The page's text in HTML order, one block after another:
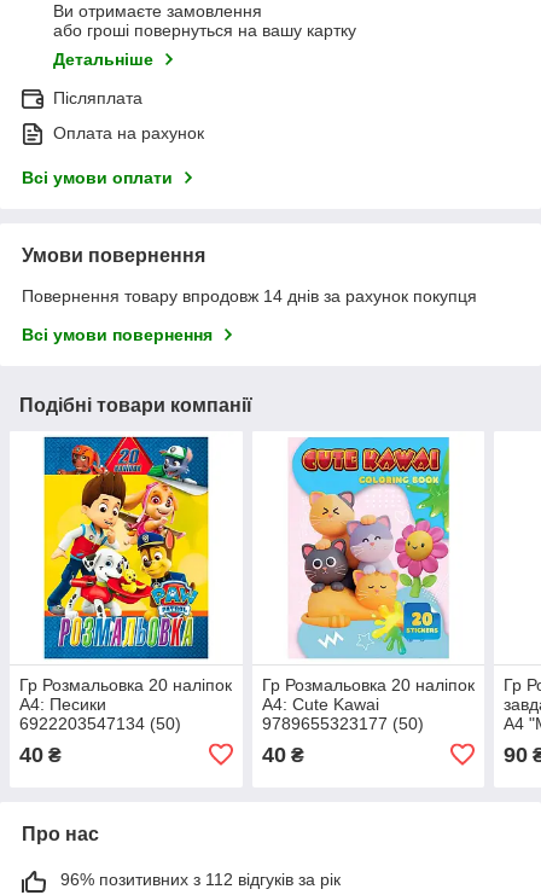
Ви отримаєте замовлення
або гроші повернуться на вашу картку
Детальніше
Післяплата
Оплата на рахунок
Всі умови оплати
Умови повернення
Повернення товару впродовж 14 днів за рахунок покупця
Всі умови повернення
Подібні товари компанії
Гр Розмальовка 20 наліпок
А4: Песики
6922203547134 (50)
40 ₴
Гр Розмальовка 20 наліпок
А4: Cute Kawai
9789655323177 (50)
40₴
Гр
А4
90
Про нас
96% позитивних з 112 відгуків за рік